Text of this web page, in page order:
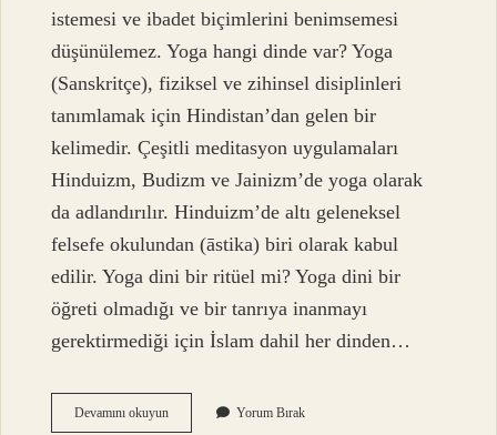
istemesi ve ibadet biçimlerini benimsemesi
düşünülemez. Yoga hangi dinde var? Yoga
(Sanskritçe), fiziksel ve zihinsel disiplinleri
tanımlamak için Hindistan’dan gelen bir
kelimedir. Çeşitli meditasyon uygulamaları
Hinduizm, Budizm ve Jainizm’de yoga olarak
da adlandırılır. Hinduizm’de altı geleneksel
felsefe okulundan (āstika) biri olarak kabul
edilir. Yoga dini bir ritüel mi? Yoga dini bir
öğreti olmadığı ve bir tanrıya inanmayı
gerektirmediği için İslam dahil her dinden…
Devamını okuyunYoga
Yorum Bırak